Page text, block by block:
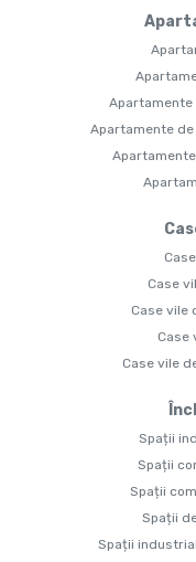
Apartamente
Case
Case vile
Case
Case vile
Spații
Spații
Spații
Spații
Spații